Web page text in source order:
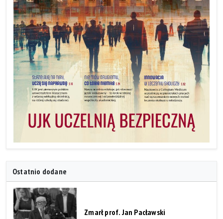
Ostatnio dodane
Zmarł prof. Jan Pacławski